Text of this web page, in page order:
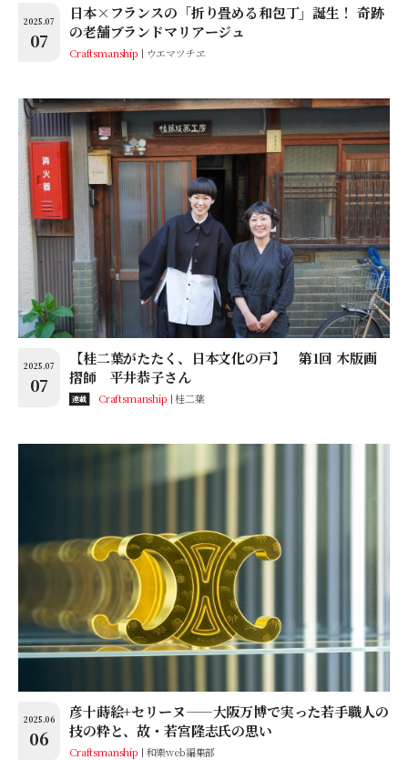
2025.07
07
日本×フランスの「折り畳める和包丁」誕生！ 奇跡
の老舗ブランドマリアージュ
Craftsmanship ウエマツチヱ
2025.07
07
【桂二葉がたたく、日本文化の戸】 第1回 木版画
摺師 平井恭子さん
連載 Craftsmanship 桂二葉
2025.06
06
彦十蒔絵+セリーヌ——大阪万博で実った若手職人の
技の粋と、故・若宮隆志氏の思い
Craftsmanship 和樂web編集部